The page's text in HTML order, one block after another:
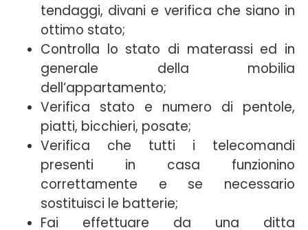
tendaggi, divani e verifica che siano in
ottimo stato;
Controlla lo stato di materassi ed in
generale della mobilia
dell’appartamento;
Verifica stato e numero di pentole,
piatti, bicchieri, posate;
Verifica che tutti i telecomandi
presenti in casa funzionino
correttamente e se necessario
sostituisci le batterie;
Fai effettuare da una ditta